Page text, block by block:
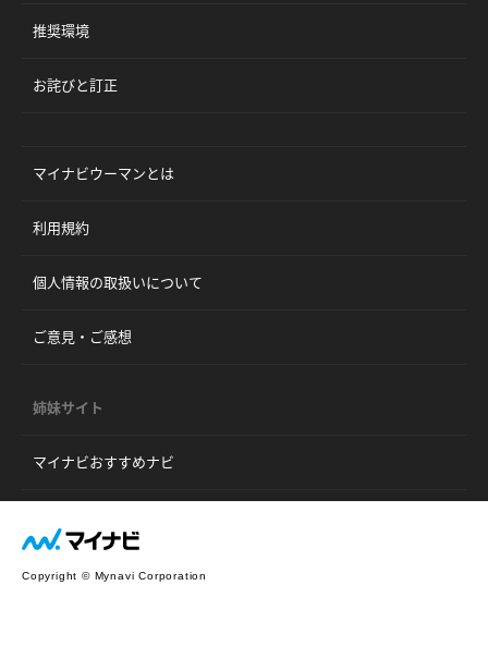
推奨環境
お詫びと訂正
マイナビウーマンとは
利用規約
個人情報の取扱いについて
ご意見・ご感想
姉妹サイト
マイナビおすすめナビ
Copyright © Mynavi Corporation